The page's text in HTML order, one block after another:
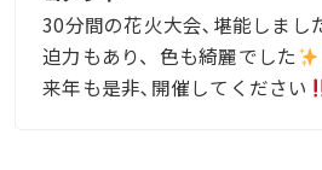
30分間の花火大会､堪能しまし
迫力もあり、色も綺麗でした
来年も是非､開催してください